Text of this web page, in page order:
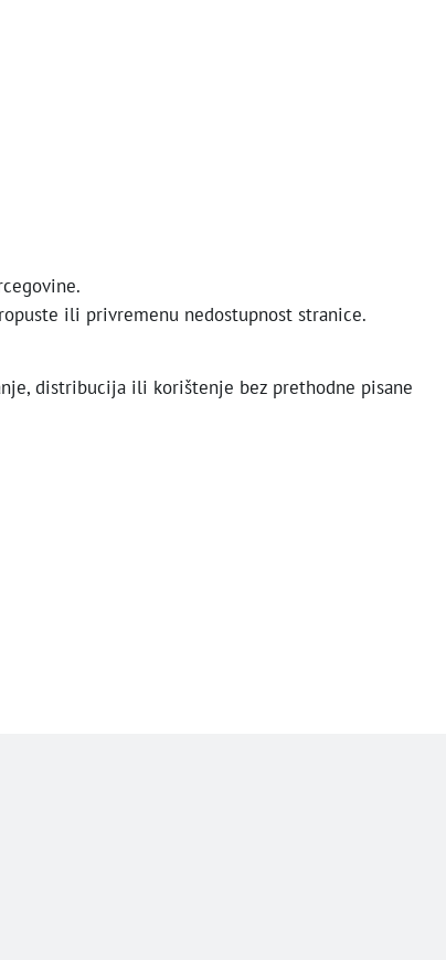
ili privremenu nedostupnost stranice.
distribucija ili korištenje bez prethodne pisane